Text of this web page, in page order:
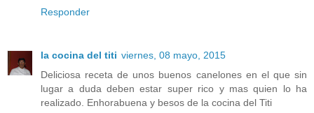
Responder
la cocina del titi viernes, 08 mayo, 2015
Deliciosa receta de unos buenos canelones en el que sin
lugar a duda deben estar super rico y mas quien lo ha
realizado. Enhorabuena y besos de la cocina del Titi